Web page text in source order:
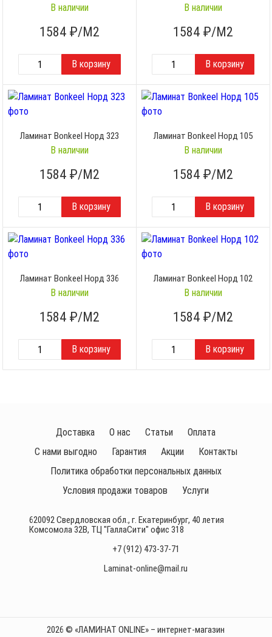
В наличии
1584 ₽/М2
В наличии
1584 ₽/М2
Ламинат Bonkeel Норд 323
В наличии
1584 ₽/М2
Ламинат Bonkeel Норд 105
В наличии
1584 ₽/М2
Ламинат Bonkeel Норд 336
В наличии
1584 ₽/М2
Ламинат Bonkeel Норд 102
В наличии
1584 ₽/М2
620092 Свердловская обл., г. Екатеринбург, 40 летия
Комсомола 32В, ТЦ "ГаллаСити" офис 318
+7 (912) 473-37-71
Laminat-online@mail.ru
Доставка О нас Статьи
Оплата
С нами выгодно
Гарантия Акции
Контакты
Политика обработки персональных данных
Условия продажи товаров
Услуги
2026 © «ЛАМИНАТ ONLINE» – интернет-магазин